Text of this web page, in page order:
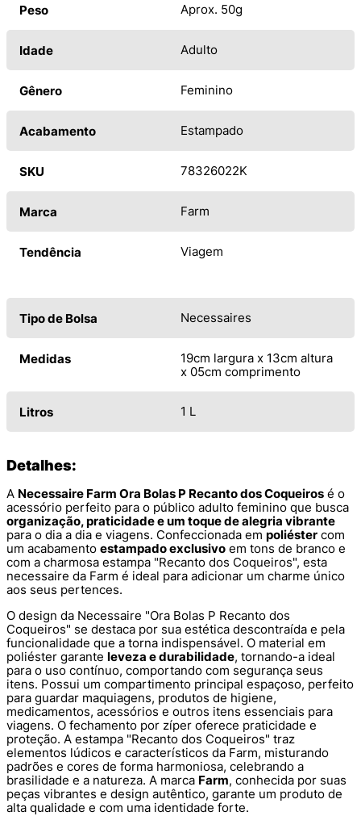
Peso Aprox. 50g
Idade Adulto
Gênero Feminino
Acabamento Estampado
SKU 78326022K
Marca Farm
Tendência Viagem
Tipo de Bolsa Necessaires
Medidas
19cm largura x 13cm altura
x 05cm comprimento
Litros 1 L
Detalhes:
A Necessaire Farm Ora Bolas P Recanto dos Coqueiros é o
acessório perfeito para o público adulto feminino que busca
organização, praticidade e um toque de alegria vibrante
para o dia a dia e viagens. Confeccionada em poliéster com
um acabamento estampado exclusivo em tons de branco e
com a charmosa estampa "Recanto dos Coqueiros", esta
necessaire da Farm é ideal para adicionar um charme único
aos seus pertences.
O design da Necessaire "Ora Bolas P Recanto dos
Coqueiros" se destaca por sua estética descontraída e pela
funcionalidade que a torna indispensável. O material em
poliéster garante leveza e durabilidade, tornando-a ideal
para o uso contínuo, comportando com segurança seus
itens. Possui um compartimento principal espaçoso, perfeito
para guardar maquiagens, produtos de higiene,
medicamentos, acessórios e outros itens essenciais para
viagens. O fechamento por zíper oferece praticidade e
proteção. A estampa "Recanto dos Coqueiros" traz
elementos lúdicos e característicos da Farm, misturando
padrões e cores de forma harmoniosa, celebrando a
brasilidade e a natureza. A marca Farm, conhecida por suas
peças vibrantes e design autêntico, garante um produto de
alta qualidade e com uma identidade forte.